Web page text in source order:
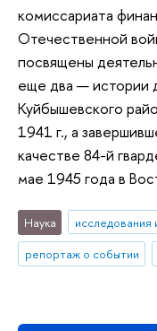
комиссариата
Отечественной
посвящены
еще два — истории
Куйбышевского
1941 г., а
качестве 84-й
мае 1945 года в
Наука исследования
репортаж о событии